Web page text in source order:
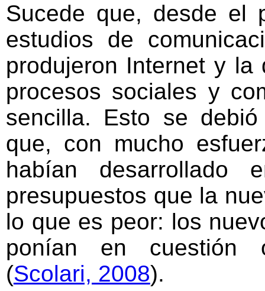
Sucede que, desde el
estudios de
produjeron Internet y
procesos sociales y
sencilla. Esto se
que, con mucho
habían desarrollado
presupuestos que la
lo que es peor: los
ponían en cuestión
(Scolari, 2008).